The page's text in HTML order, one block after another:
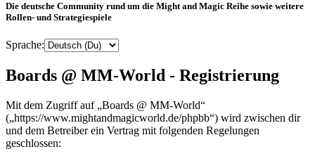
Die deutsche Community rund um die Might and Magic Reihe sowie weitere
Rollen- und Strategiespiele
Sprache:
Boards @ MM-World - Registrierung
Mit dem Zugriff auf „Boards @ MM-World“
(„https://www.mightandmagicworld.de/phpbb“) wird zwischen dir
und dem Betreiber ein Vertrag mit folgenden Regelungen
geschlossen: